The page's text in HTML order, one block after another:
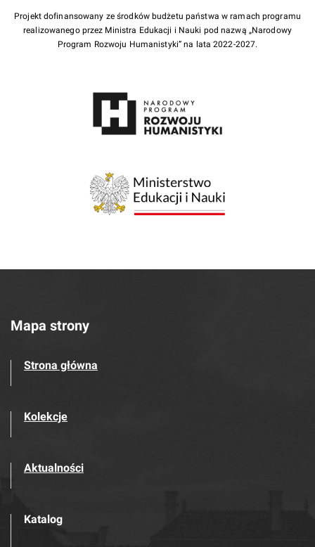
Projekt dofinansowany ze środków budżetu państwa w ramach programu
realizowanego przez Ministra Edukacji i Nauki pod nazwą „Narodowy
Program Rozwoju Humanistyki” na lata 2022-2027.
Mapa strony
Strona główna
Kolekcje
Aktualności
Katalog